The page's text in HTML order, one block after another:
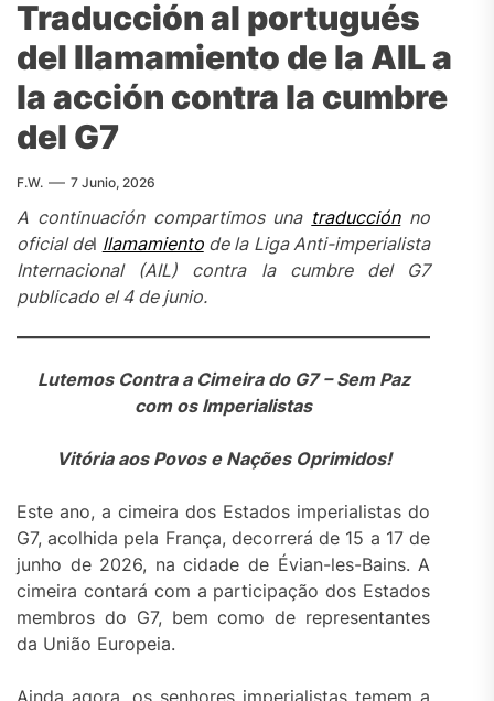
Traducción al portugués
del llamamiento de la AIL a
la acción contra la cumbre
del G7
F.W. 7 Junio, 2026
A continuación compartimos una traducciónno
oficial del llamamientode la Liga Anti-imperialista
Internacional (AIL) contra la cumbre del G7
publicado el 4 de junio.
Lutemos Contra a Cimeira do G7 – Sem Paz
com os Imperialistas
Vitória aos Povos e Nações Oprimidos!
Este ano, a cimeira dos Estados imperialistas do
G7, acolhida pela França, decorrerá de 15 a 17 de
junho de 2026, na cidade de Évian-les-Bains. A
cimeira contará com a participação dos Estados
membros do G7, bem como de representantes
da União Europeia.
Ainda agora, os senhores imperialistas temem a